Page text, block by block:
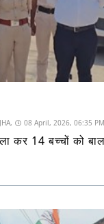
08 April, 2026, 06:35 PM
कर 14 बच्चों को